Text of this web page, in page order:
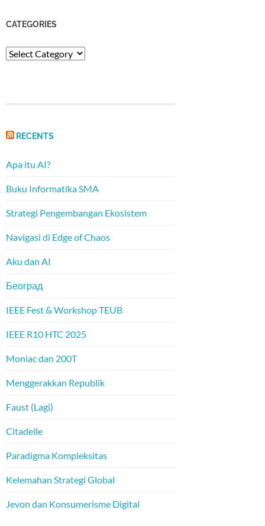
CATEGORIES
Categories
RECENTS
Apa itu AI?
Buku Informatika SMA
Strategi Pengembangan Ekosistem
Navigasi di Edge of Chaos
Aku dan AI
Београд
IEEE Fest & Workshop TEUB
IEEE R10 HTC 2025
Moniac dan 200T
Menggerakkan Republik
Faust (Lagi)
Citadelle
Paradigma Kompleksitas
Kelemahan Strategi Global
Jevon dan Konsumerisme Digital